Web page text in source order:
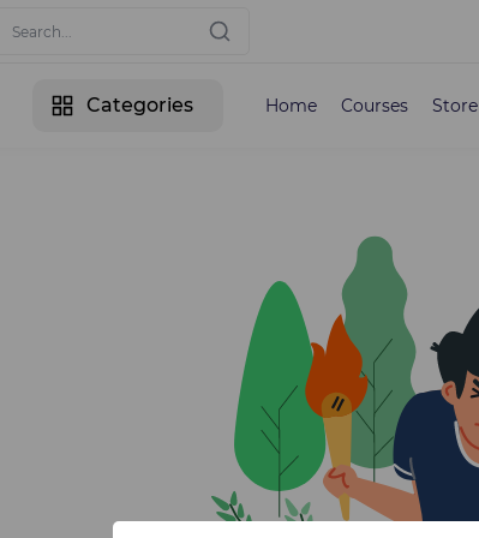
Categories Home Courses Store